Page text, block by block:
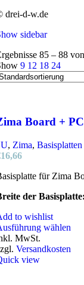
drei-d-w.de
sidebar
85 – 88
9 12 18 24
Board +
, Zima, Basisplatten
16,66
für Zima
der
to wishlist
wählen
MwSt.
Versandkosten
view